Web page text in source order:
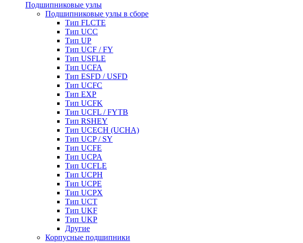
Подшипниковые узлы
Подшипниковые узлы в сборе
Тип FLCTE
Тип UCC
Тип UP
Тип UCF / FY
Тип USFLE
Тип UCFA
Тип ESFD / USFD
Тип UCFC
Тип EXP
Тип UCFK
Тип UCFL / FYTB
Тип RSHEY
Тип UCECH (UCHA)
Тип UCP / SY
Тип UCFE
Тип UCPA
Тип UCFLE
Тип UCPH
Тип UCPE
Тип UCPX
Тип UCT
Тип UKF
Тип UKP
Другие
Корпусные подшипники